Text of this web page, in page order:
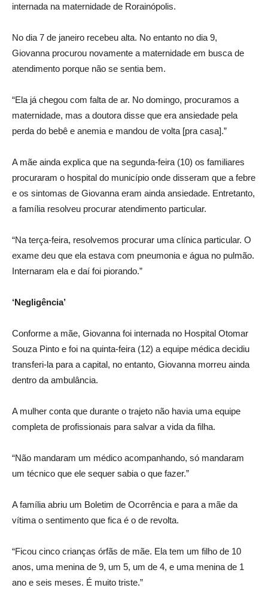
internada na maternidade de Rorainópolis.
No dia 7 de janeiro recebeu alta. No entanto no dia 9,
Giovanna procurou novamente a maternidade em busca de
atendimento porque não se sentia bem.
“Ela já chegou com falta de ar. No domingo, procuramos a
maternidade, mas a doutora disse que era ansiedade pela
perda do bebê e anemia e mandou de volta [pra casa].”
A mãe ainda explica que na segunda-feira (10) os familiares
procuraram o hospital do município onde disseram que a febre
e os sintomas de Giovanna eram ainda ansiedade. Entretanto,
a família resolveu procurar atendimento particular.
“Na terça-feira, resolvemos procurar uma clínica particular. O
exame deu que ela estava com pneumonia e água no pulmão.
Internaram ela e daí foi piorando.”
‘Negligência’
Conforme a mãe, Giovanna foi internada no Hospital Otomar
Souza Pinto e foi na quinta-feira (12) a equipe médica decidiu
transferi-la para a capital, no entanto, Giovanna morreu ainda
dentro da ambulância.
A mulher conta que durante o trajeto não havia uma equipe
completa de profissionais para salvar a vida da filha.
“Não mandaram um médico acompanhando, só mandaram
um técnico que ele sequer sabia o que fazer.”
A família abriu um Boletim de Ocorrência e para a mãe da
vítima o sentimento que fica é o de revolta.
“Ficou cinco crianças órfãs de mãe. Ela tem um filho de 10
anos, uma menina de 9, um 5, um de 4, e uma menina de 1
ano e seis meses. É muito triste.”